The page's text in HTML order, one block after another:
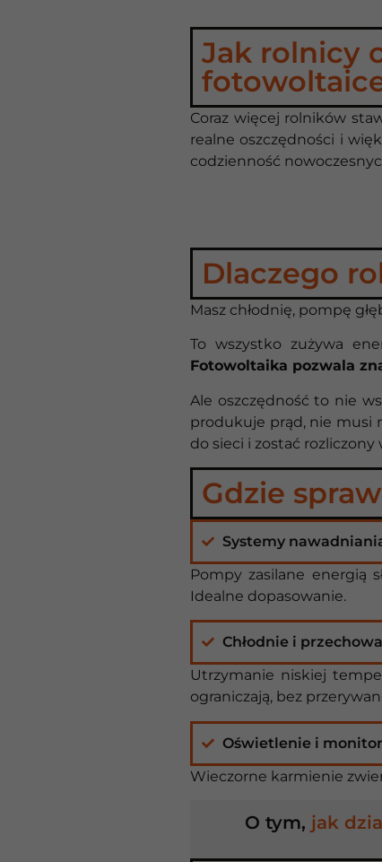
Jak rolnicy
Coraz więcej rolników
realne oszczędności i
codzienność
Dlaczego
Masz chłodnię, pompę
To wszystko zużywa
Fotowoltaika pozwala
Ale oszczędność to nie
produkuje prąd, nie musi
do sieci i zostać
Gdzie
Systemy
Pompy zasilane energią
Idealne dopasowanie.
Chłodnie i
Utrzymanie niskiej
ograniczają, bez
Oświetlenie i
Wieczorne karmienie
O tym, jak